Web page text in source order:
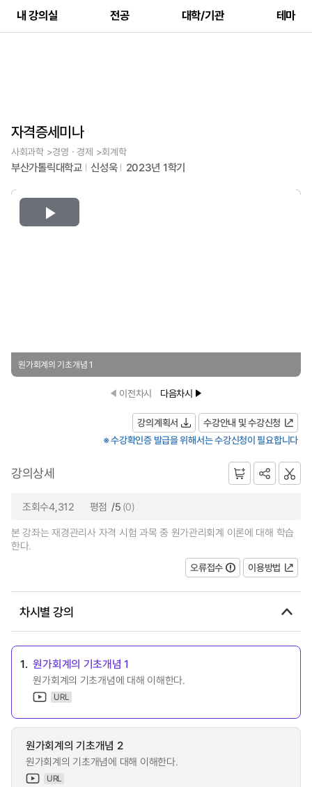
내 강의실 전공 대학/기관 테마
자격증세미나
사회과학 >경영ㆍ경제 >회계학
부산가톨릭대학교 신성욱 2023년 1학기
Play
원가회계의 기초개념 1
이전차시 다음차시
강의계획서
수강안내 및 수강신청
※ 수강확인증 발급을 위해서는 수강신청이 필요합니다
강의상세
조회수4,312 평점 /5 (0)
본 강좌는 재경관리사 자격 시험 과목 중 원가관리회계 이론에 대해 학습
한다.
오류접수
이용방법
차시별 강의
1. 원가회계의 기초개념 1
원가회계의 기초개념에 대해 이해한다.
URL
원가회계의 기초개념 2
원가회계의 기초개념에 대해 이해한다.
URL